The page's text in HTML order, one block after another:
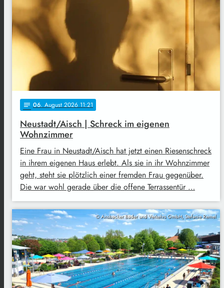
notes 06. August 2026 11:21
Neustadt/Aisch | Schreck im eigenen
Wohnzimmer
Eine Frau in Neustadt/Aisch hat jetzt einen Riesenschreck
in ihrem eigenen Haus erlebt. Als sie in ihr Wohnzimmer
geht, steht sie plötzlich einer fremden Frau gegenüber.
Die war wohl gerade über die offene Terrassentür …
© Ansbacher Bäder und Verkehrs GmbH, Stefanie Remel